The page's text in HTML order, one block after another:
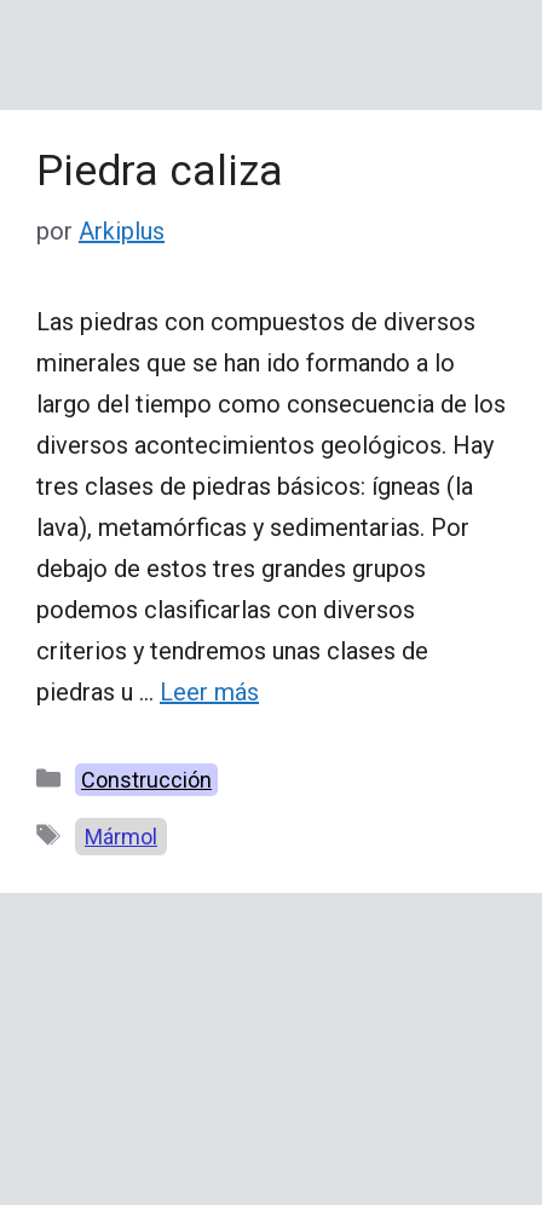
Piedra caliza
por Arkiplus
Las piedras con compuestos de diversos
minerales que se han ido formando a lo
largo del tiempo como consecuencia de los
diversos acontecimientos geológicos. Hay
tres clases de piedras básicos: ígneas (la
lava), metamórficas y sedimentarias. Por
debajo de estos tres grandes grupos
podemos clasificarlas con diversos
criterios y tendremos unas clases de
piedras u … Leer más
Categorías
Construcción
Etiquetas
Mármol